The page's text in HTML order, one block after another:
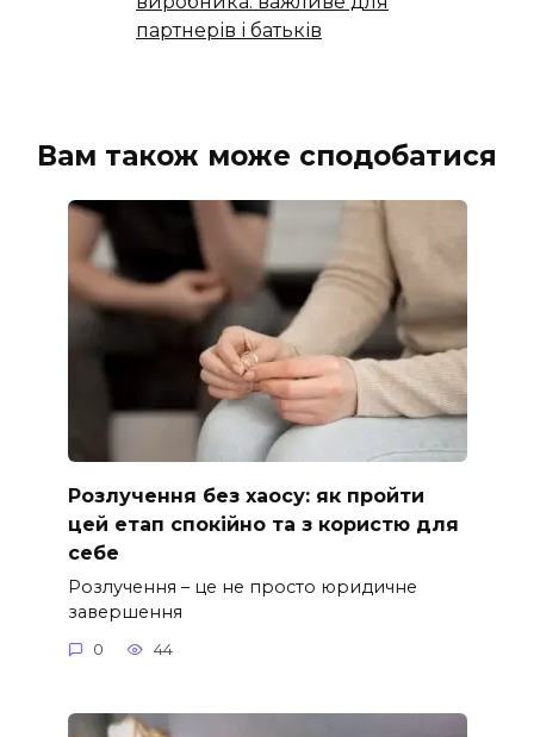
партнерів і батьків
Вам також може сподобатися
Розлучення без хаосу: як пройти
цей етап спокійно та з користю для
себе
Розлучення – це не просто юридичне
завершення
0 44